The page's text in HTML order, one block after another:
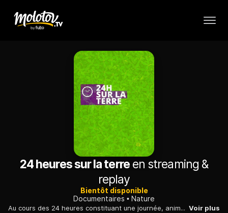
24 heures sur la terreen streaming &
replay
Bientôt disponible
Documentaires
Nature
Au cours des 24 heures constituant une journée, animaux et végétaux s'adaptent pour tirer le meilleur parti de la lumière et de la chaleur du soleil. Voir plus